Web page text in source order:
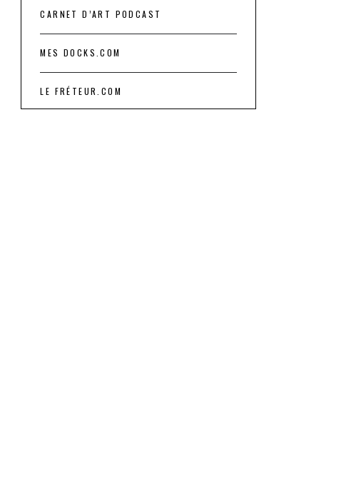
CARNET D’ART PODCAST
MES DOCKS.COM
LE FRÉTEUR.COM